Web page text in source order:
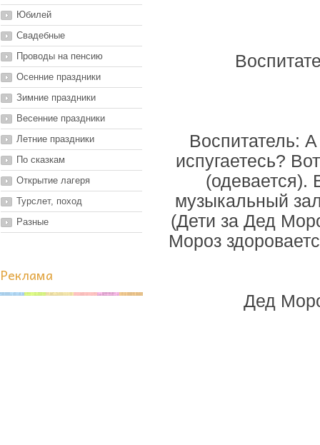
Юбилей
Свадебные
Проводы на пенсию
Осенние праздники
Зимние праздники
Весенние праздники
Летние праздники
По сказкам
Открытие лагеря
Турслет, поход
Разные
Реклама
Воспитатель:
испугаетесь?
(одевается).
музыкальный
(Дети за Дед
Мороз
Дед